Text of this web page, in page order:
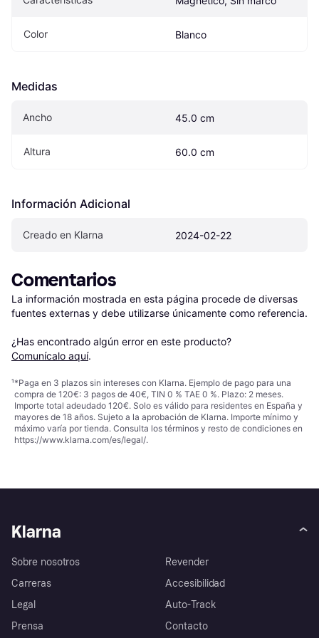
Color Blanco
Medidas
Ancho 45.0 cm
Altura 60.0 cm
Información Adicional
Creado en Klarna 2024-02-22
Comentarios
La información mostrada en esta página procede de diversas
fuentes externas y debe utilizarse únicamente como referencia.
¿Has encontrado algún error en este producto?
Comunícalo aquí.
¹*Paga en 3 plazos sin intereses con Klarna. Ejemplo de pago para una
compra de 120€: 3 pagos de 40€, TIN 0 % TAE 0 %. Plazo: 2 meses.
Importe total adeudado 120€. Solo es válido para residentes en España y
mayores de 18 años. Sujeto a la aprobación de Klarna. Importe mínimo y
máximo varía por tienda. Consulta los términos y resto de condiciones en
https://www.klarna.com/es/legal/.
Klarna
Sobre nosotros
Carreras
Legal
Prensa
Revender
Accesibilidad
Auto-Track
Contacto